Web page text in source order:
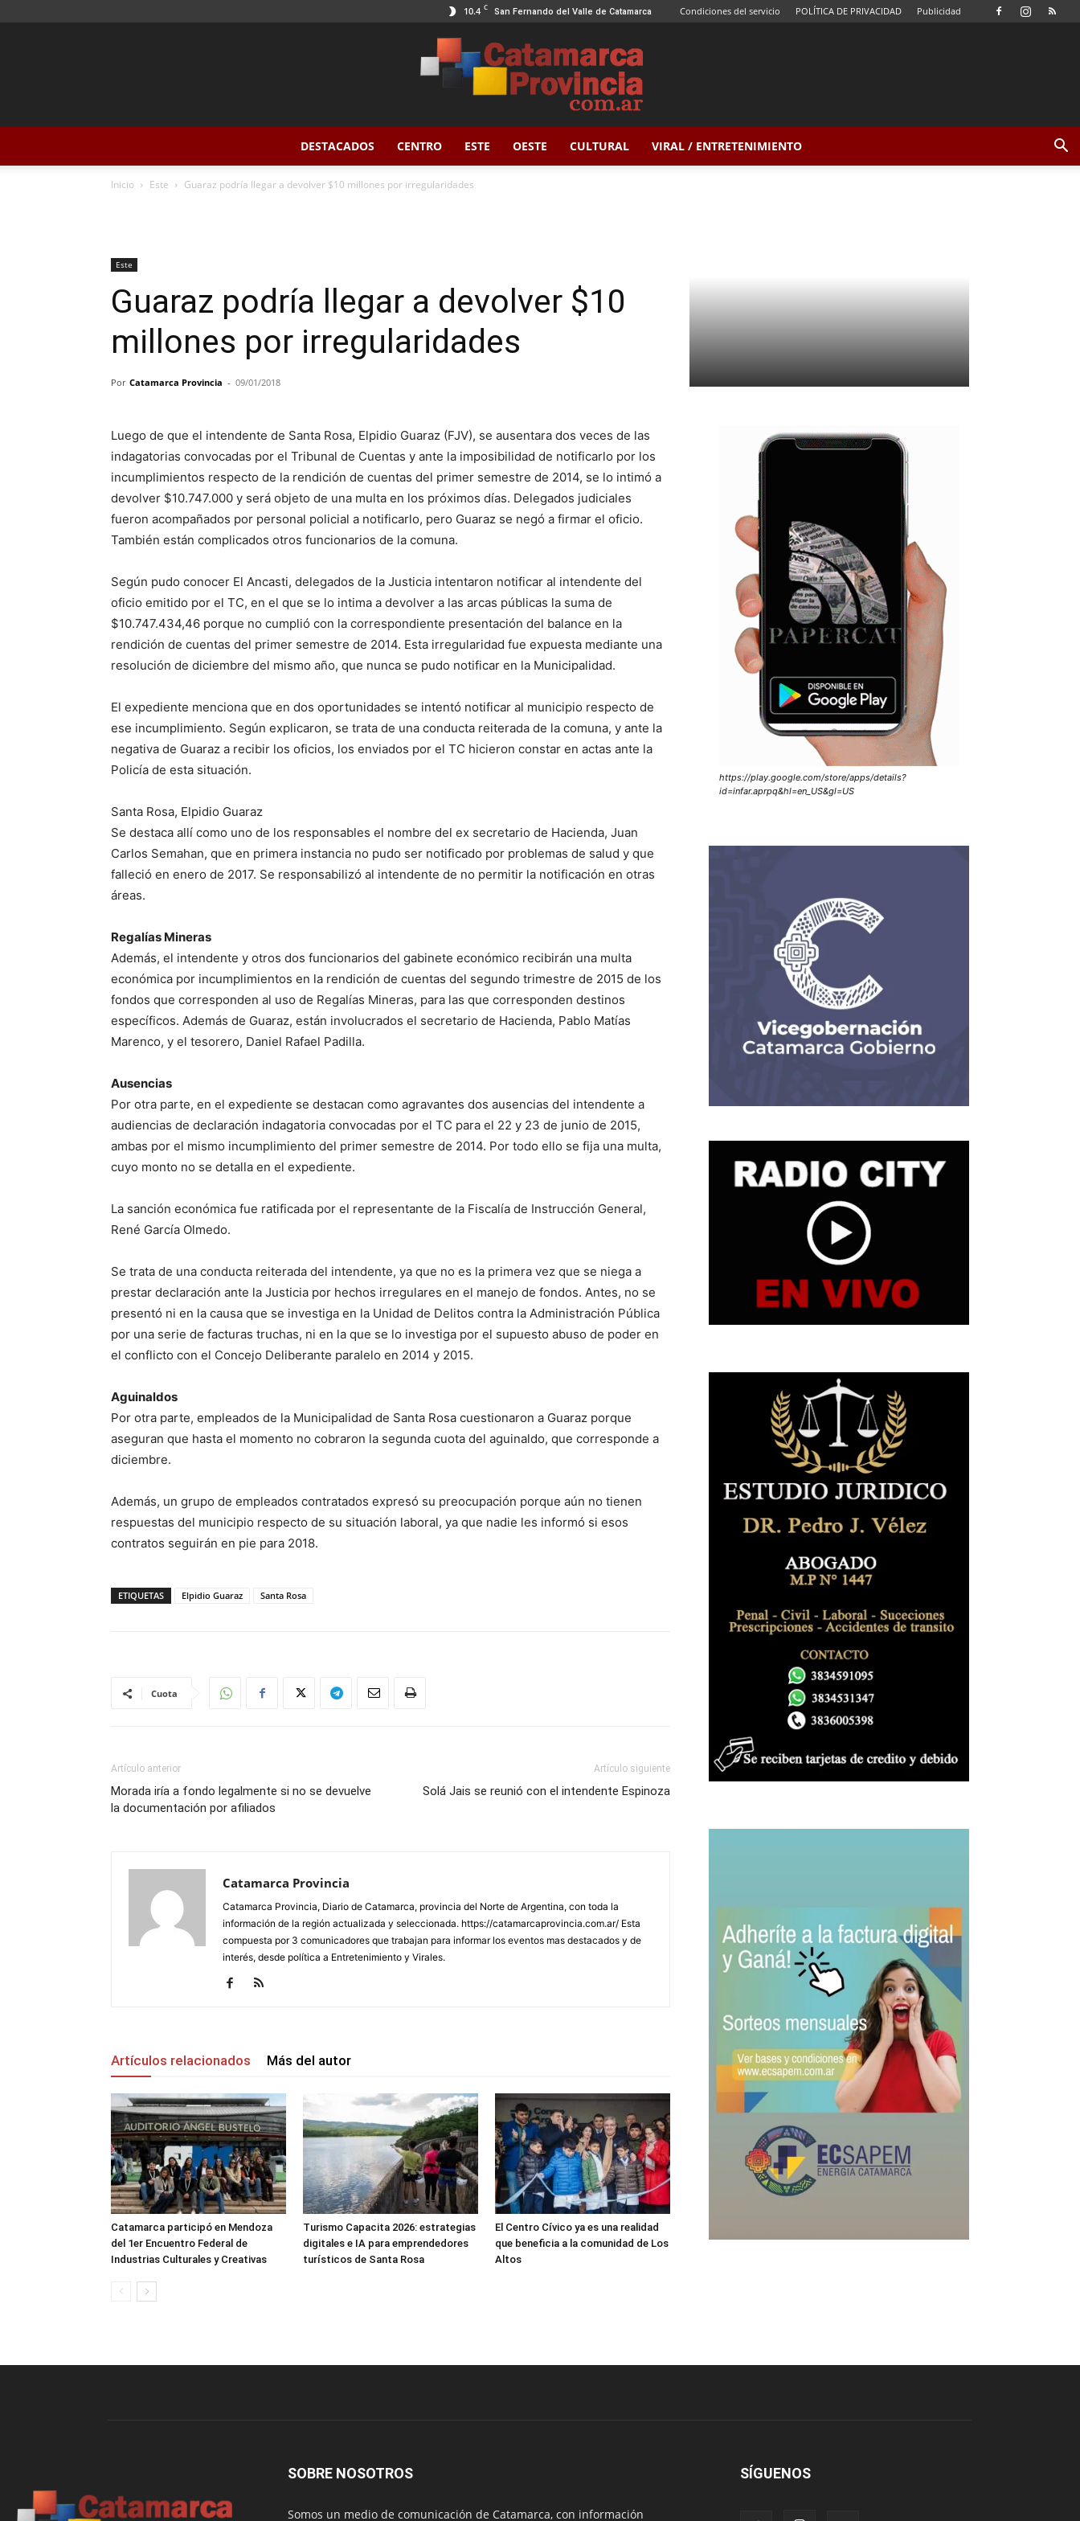
10.4 C San Fernando del Valle de Catamarca Condiciones del servicio POLÍTICA DE PRIVACIDAD Publicidad
Catamarca
DESTACADOS CENTRO ESTE OESTE CULTURAL VIRAL / ENTRETENIMIENTO
Inicio Este Guaraz podría llegar a devolver $10 millones por irregularidades
Este
Guaraz podría llegar a devolver $10
millones por irregularidades
Por Catamarca Provincia - 09/01/2018
Luego de que el intendente de Santa Rosa, Elpidio Guaraz (FJV), se ausentara dos veces de las
indagatorias convocadas por el Tribunal de Cuentas y ante la imposibilidad de notificarlo por los
incumplimientos respecto de la rendición de cuentas del primer semestre de 2014, se lo intimó a
devolver $10.747.000 y será objeto de una multa en los próximos días. Delegados judiciales
fueron acompañados por personal policial a notificarlo, pero Guaraz se negó a firmar el oficio.
También están complicados otros funcionarios de la comuna.
Según pudo conocer El Ancasti, delegados de la Justicia intentaron notificar al intendente del
oficio emitido por el TC, en el que se lo intima a devolver a las arcas públicas la suma de
$10.747.434,46 porque no cumplió con la correspondiente presentación del balance en la
rendición de cuentas del primer semestre de 2014. Esta irregularidad fue expuesta mediante una
resolución de diciembre del mismo año, que nunca se pudo notificar en la Municipalidad.
El expediente menciona que en dos oportunidades se intentó notificar al municipio respecto de
ese incumplimiento. Según explicaron, se trata de una conducta reiterada de la comuna, y ante la
negativa de Guaraz a recibir los oficios, los enviados por el TC hicieron constar en actas ante la
Policía de esta situación.
Santa Rosa, Elpidio Guaraz
Se destaca allí como uno de los responsables el nombre del ex secretario de Hacienda, Juan
Carlos Semahan, que en primera instancia no pudo ser notificado por problemas de salud y que
falleció en enero de 2017. Se responsabilizó al intendente de no permitir la notificación en otras
áreas.
Regalías Mineras
Además, el intendente y otros dos funcionarios del gabinete económico recibirán una multa
económica por incumplimientos en la rendición de cuentas del segundo trimestre de 2015 de los
fondos que corresponden al uso de Regalías Mineras, para las que corresponden destinos
específicos. Además de Guaraz, están involucrados el secretario de Hacienda, Pablo Matías
Marenco, y el tesorero, Daniel Rafael Padilla.
Ausencias
Por otra parte, en el expediente se destacan como agravantes dos ausencias del intendente a
audiencias de declaración indagatoria convocadas por el TC para el 22 y 23 de junio de 2015,
ambas por el mismo incumplimiento del primer semestre de 2014. Por todo ello se fija una multa,
cuyo monto no se detalla en el expediente.
La sanción económica fue ratificada por el representante de la Fiscalía de Instrucción General,
René García Olmedo.
Se trata de una conducta reiterada del intendente, ya que no es la primera vez que se niega a
prestar declaración ante la Justicia por hechos irregulares en el manejo de fondos. Antes, no se
presentó ni en la causa que se investiga en la Unidad de Delitos contra la Administración Pública
por una serie de facturas truchas, ni en la que se lo investiga por el supuesto abuso de poder en
el conflicto con el Concejo Deliberante paralelo en 2014 y 2015.
Aguinaldos
Por otra parte, empleados de la Municipalidad de Santa Rosa cuestionaron a Guaraz porque
aseguran que hasta el momento no cobraron la segunda cuota del aguinaldo, que corresponde a
diciembre.
Además, un grupo de empleados contratados expresó su preocupación porque aún no tienen
respuestas del municipio respecto de su situación laboral, ya que nadie les informó si esos
contratos seguirán en pie para 2018.
ETIQUETAS Elpidio Guaraz Santa Rosa
Cuota
Artículo anterior
Morada iría a fondo legalmente si no se devuelve
la documentación por afiliados
Artículo siguiente
Solá Jais se reunió con el intendente Espinoza
Catamarca Provincia
Catamarca Provincia, Diario de Catamarca, provincia del Norte de Argentina, con toda la
información de la región actualizada y seleccionada. https://catamarcaprovincia.com.ar/ Esta
compuesta por 3 comunicadores que trabajan para informar los eventos mas destacados y de
interés, desde política a Entretenimiento y Virales.
Artículos relacionados Más del autor
Catamarca participó en Mendoza
del 1er Encuentro Federal de
Industrias Culturales y Creativas
Turismo Capacita 2026: estrategias
digitales e IA para emprendedores
turísticos de Santa Rosa
El Centro Cívico ya es una realidad
que beneficia a la comunidad de Los
Altos
https://play.google.com/store/apps/details?
id=infar.aprpq&hl=en_US&gl=US
SOBRE NOSOTROS
Somos un medio de comunicación de Catamarca, con información
SÍGUENOS